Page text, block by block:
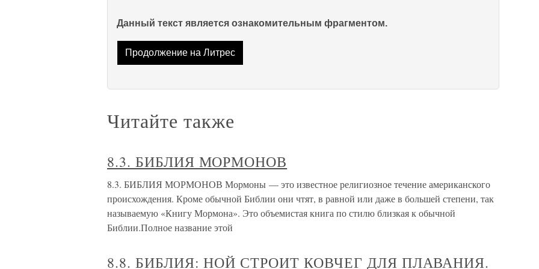
Данный текст является ознакомительным фрагментом.
Продолжение на Литрес
Читайте также
8.3. БИБЛИЯ МОРМОНОВ
8.3. БИБЛИЯ МОРМОНОВ Мормоны — это известное религиозное течение американского
происхождения. Кроме обычной Библии они чтят, в равной или даже в большей степени, так
называемую «Книгу Мормона». Это объемистая книга по стилю близкая к обычной
Библии.Полное название этой
8.8. БИБЛИЯ: НОЙ СТРОИТ КОВЧЕГ ДЛЯ ПЛАВАНИЯ.